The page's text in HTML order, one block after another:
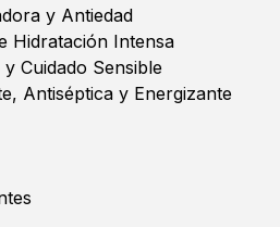
y Antiedad
Hidratación Intensa
Cuidado Sensible
Antiséptica y Energizante